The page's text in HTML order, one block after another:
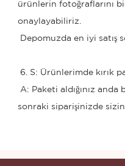
ürünlerin fotoğraflarını
onaylayabiliriz.
Depomuzda en iyi satış
6. S: Ürünlerimde kırık
sonraki siparişinizde